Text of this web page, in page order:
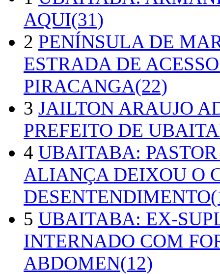
AQUI(31)
2 PENÍNSULA DE
ESTRADA DE
PIRACANGA(22)
3 JAILTON ARAUJO
PREFEITO DE
4 UBAITABA:
ALIANÇA DEIXOU O
5 UBAITABA: EX-
INTERNADO COM
ABDOMEN(12)